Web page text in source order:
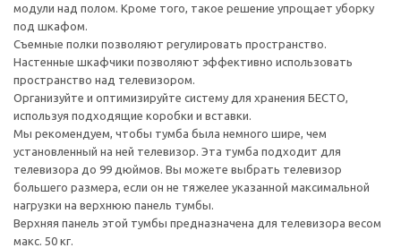
модули над полом. Кроме того, такое решение упрощает уборку
под шкафом.
Съемные полки позволяют регулировать пространство.
Настенные шкафчики позволяют эффективно использовать
пространство над телевизором.
Организуйте и оптимизируйте систему для хранения БЕСТО,
используя подходящие коробки и вставки.
Мы рекомендуем, чтобы тумба была немного шире, чем
установленный на ней телевизор. Эта тумба подходит для
телевизора до 99 дюймов. Вы можете выбрать телевизор
большего размера, если он не тяжелее указанной максимальной
нагрузки на верхнюю панель тумбы.
Верхняя панель этой тумбы предназначена для телевизора весом
макс. 50 кг.